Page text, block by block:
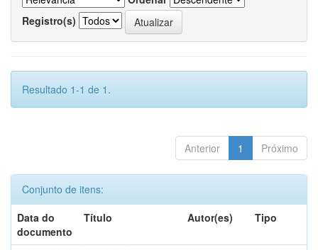
Registro(s)
Resultado 1-1 de 1.
Anterior 1 Próximo
Conjunto de itens:
Data do
documento
Título Autor(es) Tipo